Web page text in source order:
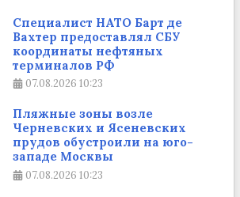
Cпециалист НАТО Барт де
Вахтер предоставлял СБУ
координаты нефтяных
терминалов РФ
07.08.2026 10:23
Пляжные зоны возле
Черневских и Ясеневских
прудов обустроили на юго-
западе Москвы
07.08.2026 10:23